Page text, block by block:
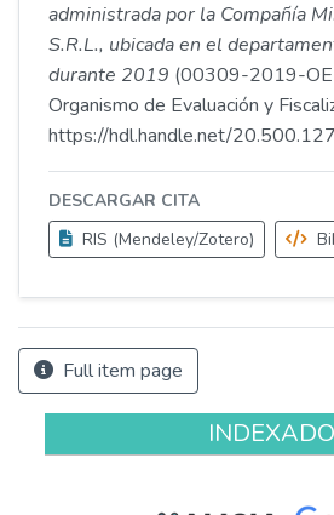
administrada por la Compañía
S.R.L., ubicada en el
durante 2019 (00309-2019-
Organismo de Evaluación y
https://hdl.handle.net/
DESCARGAR CITA
RIS (Mendeley/Zotero)
Full item page
INDEXADO